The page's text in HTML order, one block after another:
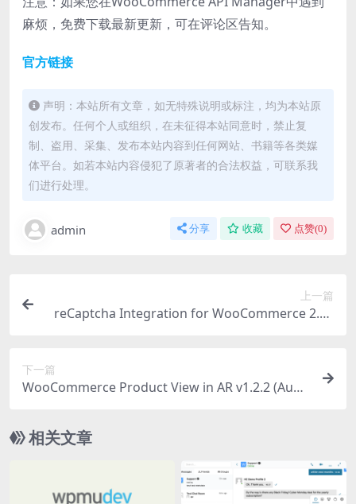
麻烦，免费下载最新更新，可在评论区告知。
官方链接
声明：本站所有文章，如无特殊说明或标注，均为本站原
创发布。任何个人或组织，在未征得本站同意时，禁止复
制、盗用、采集、发布本站内容到任何网站、书籍等各类媒
体平台。如若本站内容侵犯了原著者的合法权益，可联系我
们进行处理。
admin 分享 收藏 点赞(0)
上一篇
reCaptcha Integration for WooCommerce 2.73
下一篇
WooCommerce Product View in AR v1.2.2 (Aug
相关文章